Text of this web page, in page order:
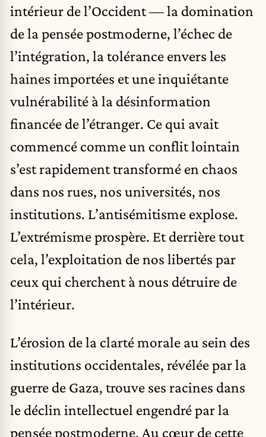
intérieur de l’Occident — la domination
de la pensée postmoderne, l’échec de
l’intégration, la tolérance envers les
haines importées et une inquiétante
vulnérabilité à la désinformation
financée de l’étranger. Ce qui avait
commencé comme un conflit lointain
s’est rapidement transformé en chaos
dans nos rues, nos universités, nos
institutions. L’antisémitisme explose.
L’extrémisme prospère. Et derrière tout
cela, l’exploitation de nos libertés par
ceux qui cherchent à nous détruire de
l’intérieur.
L’érosion de la clarté morale au sein des
institutions occidentales, révélée par la
guerre de Gaza, trouve ses racines dans
le déclin intellectuel engendré par la
pensée postmoderne. Au cœur de cette